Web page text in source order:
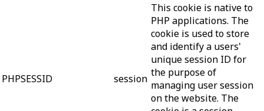
PHPSESSID session
This cookie is native to
PHP applications. The
cookie is used to store
and identify a users'
unique session ID for
the purpose of
managing user session
on the website. The